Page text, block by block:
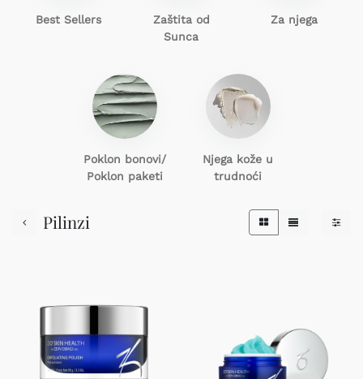
Best Sellers
Zaštita od
Sunca
Za njega
Poklon bonovi/
Poklon paketi
Njega kože u
trudnoći
Pilinzi